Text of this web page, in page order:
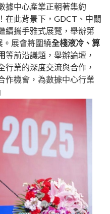
據中心產業正朝著集約
在此背景下，GDCT、中關
續攜手雅式展覽，舉辦第
。展會將圍繞全棧液冷、算
等前沿議題，舉辦論壇，
行業的深度交流與合作，
作機會，為數據中心行業